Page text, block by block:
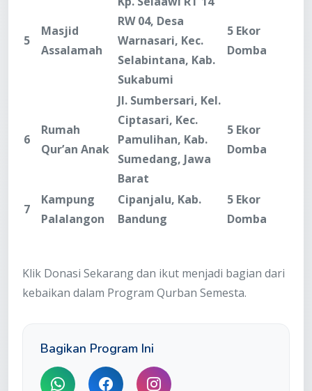
5
Masjid
Assalamah
RW 04, Desa
Warnasari, Kec.
Selabintana, Kab.
Sukabumi
5 Ekor
Domba
6
Rumah
Qur’an Anak
Jl. Sumbersari, Kel.
Ciptasari, Kec.
Pamulihan, Kab.
Sumedang, Jawa
Barat
5 Ekor
Domba
7
Kampung
Palalangon
Cipanjalu, Kab.
Bandung
5 Ekor
Domba
Klik Donasi Sekarang dan ikut menjadi bagian dari
kebaikan dalam Program Qurban Semesta.
Bagikan Program Ini